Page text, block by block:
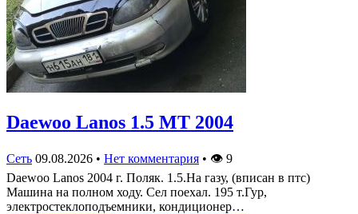
Daewoo Lanos 1.5 MT 2004
Сеть 09.08.2026 • Нет комментария • 👁 9
Daewoo Lanos 2004 г. Поляк. 1.5.На газу, (вписан в птс)
Машина на полном ходу. Сел поехал. 195 т.Гур,
электростеклоподъемники, кондиционер…